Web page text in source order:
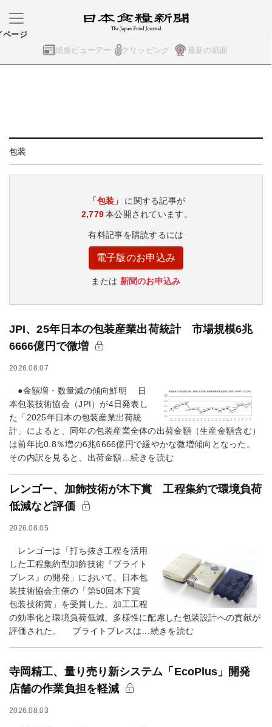
紙面ビューアー クリッピング 最新の紙面
ページ
包装
「包装」
に関する記事が
2,779本公開されています。
有料記事を購読するには
電子版のお申込み
または 新聞のお申込み
JPI、25年日本の包装産業出荷統計 市場規模6兆
6666億円で微増
2026.08.07
●金額増・数量減の傾向鮮明 日
本包装技術協会（JPI）が4日発表し
た「2025年日本の包装産業出荷統
計」によると、同年の包装産業全体の出荷金額（生産金額含む）
は前年比0.8％増の6兆6666億円で緩やかな微増傾向となった。
その内訳を見ると、出荷金額…続きを読む
レンゴー、加飾技術が木下賞 工程集約で環境負荷
低減など評価
2026.08.05
レンゴーは「打ち抜き工程を活用
した工程集約型加飾技術『ブライト
プレス』の開発」において、日本包
装技術協会主催の「第50回木下賞
包装技術賞」を受賞した。加工工程
の効率化と環境負荷低減、多様性に配慮した包装設計への貢献が
評価された。 ブライトプレスは…続きを読む
寺岡精工、量り売り新システム「EcoPlus」開発
店舗の作業負担を軽減
2026.08.03